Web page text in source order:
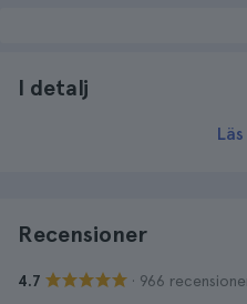
I detalj
Recensioner
4.7 · 966